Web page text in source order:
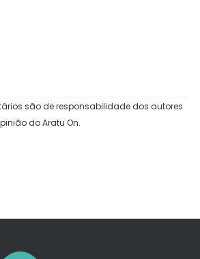
são de responsabilidade dos autores
do Aratu On.